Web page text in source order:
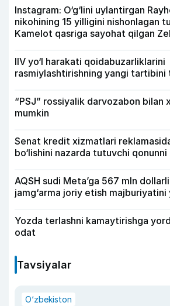
Instagram: O‘g‘lini uylantirgan
nikohining 15 yilligini nishonlagan
Kamelot qasriga sayohat qilgan
IIV yo‘l harakati qoidabuzarliklarini
rasmiylashtirishning yangi
“PSJ” rossiyalik darvozabon bilan
mumkin
Senat kredit xizmatlari
bo‘lishini nazarda tutuvchi qonunni
AQSH sudi Meta’ga 567 mln
jamg‘arma joriy etish majburiyatini
Yozda terlashni kamaytirishga
odat
Tavsiyalar
O‘zbekiston